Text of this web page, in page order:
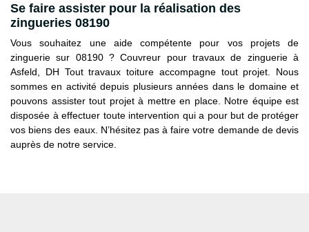
Se faire assister pour la réalisation des
zingueries 08190
Vous souhaitez une aide compétente pour vos projets de
zinguerie sur 08190 ? Couvreur pour travaux de zinguerie à
Asfeld, DH Tout travaux toiture accompagne tout projet. Nous
sommes en activité depuis plusieurs années dans le domaine et
pouvons assister tout projet à mettre en place. Notre équipe est
disposée à effectuer toute intervention qui a pour but de protéger
vos biens des eaux. N’hésitez pas à faire votre demande de devis
auprès de notre service.